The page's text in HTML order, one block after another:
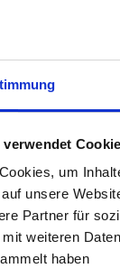
verwendet
um
unsere
Partner für
weiteren
haben